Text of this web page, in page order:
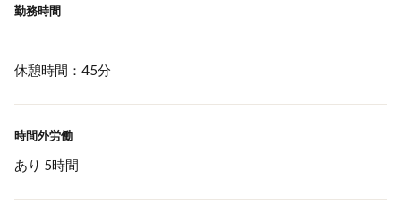
勤務時間
休憩時間：45分
時間外労働
あり 5時間